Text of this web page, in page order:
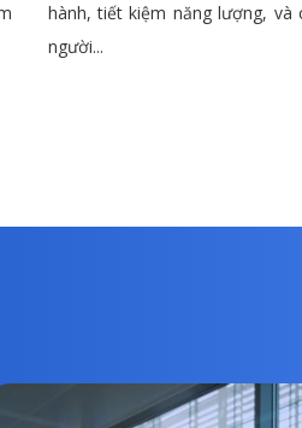
hành, tiết kiệm năng lượng, và
người...